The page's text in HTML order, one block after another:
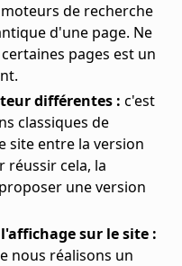
de recherche
d'une page. Ne
pages est un
différentes : c'est
classiques de
site entre la version
réussir cela, la
une version
sur le site :
nous réalisons un